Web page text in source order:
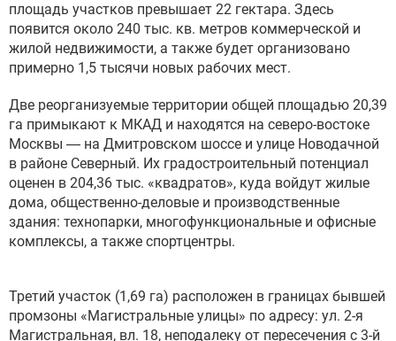
площадь участков превышает 22 гектара. Здесь
появится около 240 тыс. кв. метров коммерческой и
жилой недвижимости, а также будет организовано
примерно 1,5 тысячи новых рабочих мест.
Две реорганизуемые территории общей площадью 20,39
га примыкают к МКАД и находятся на северо-востоке
Москвы — на Дмитровском шоссе и улице Новодачной
в районе Северный. Их градостроительный потенциал
оценен в 204,36 тыс. «квадратов», куда войдут жилые
дома, общественно-деловые и производственные
здания: технопарки, многофункциональные и офисные
комплексы, а также спортцентры.
Третий участок (1,69 га) расположен в границах бывшей
промзоны «Магистральные улицы» по адресу: ул. 2-я
Магистральная, вл. 18, неподалеку от пересечения с 3-й